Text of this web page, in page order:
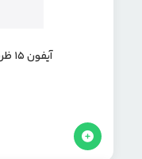
آیفون ۱۵ ظرفیت ۱۲۸ گیگ – رنگ صورتی